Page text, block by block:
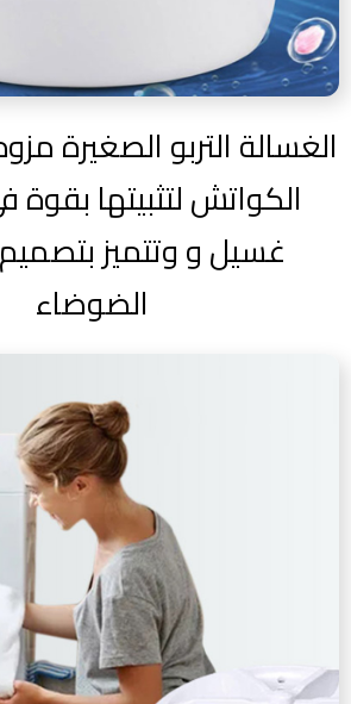
الغسالة التربو الصغيرة
الكواتش لتثبيتها
غسيل و وتتميز
الضوضاء